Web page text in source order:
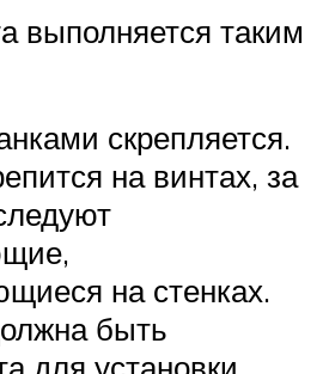
выполняется таким
скрепляется.
на винтах, за
на стенках.
быть